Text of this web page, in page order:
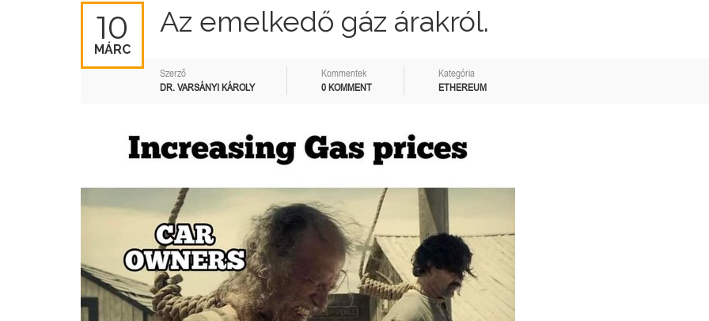
10
MÁRC
Az emelkedő gáz árakról.
Szerző
DR. VARSÁNYI KÁROLY
Kommentek
0 KOMMENT
Kategória
ETHEREUM